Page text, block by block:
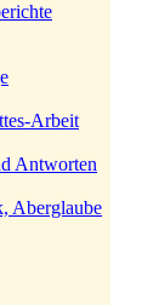
Arbeit
Antworten
Aberglaube